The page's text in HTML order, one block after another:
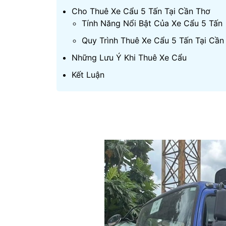
Cho Thuê Xe Cẩu 5 Tấn Tại Cần Thơ
Tính Năng Nổi Bật Của Xe Cẩu 5 Tấn
Quy Trình Thuê Xe Cẩu 5 Tấn Tại
Những Lưu Ý Khi Thuê Xe Cẩu
Kết Luận